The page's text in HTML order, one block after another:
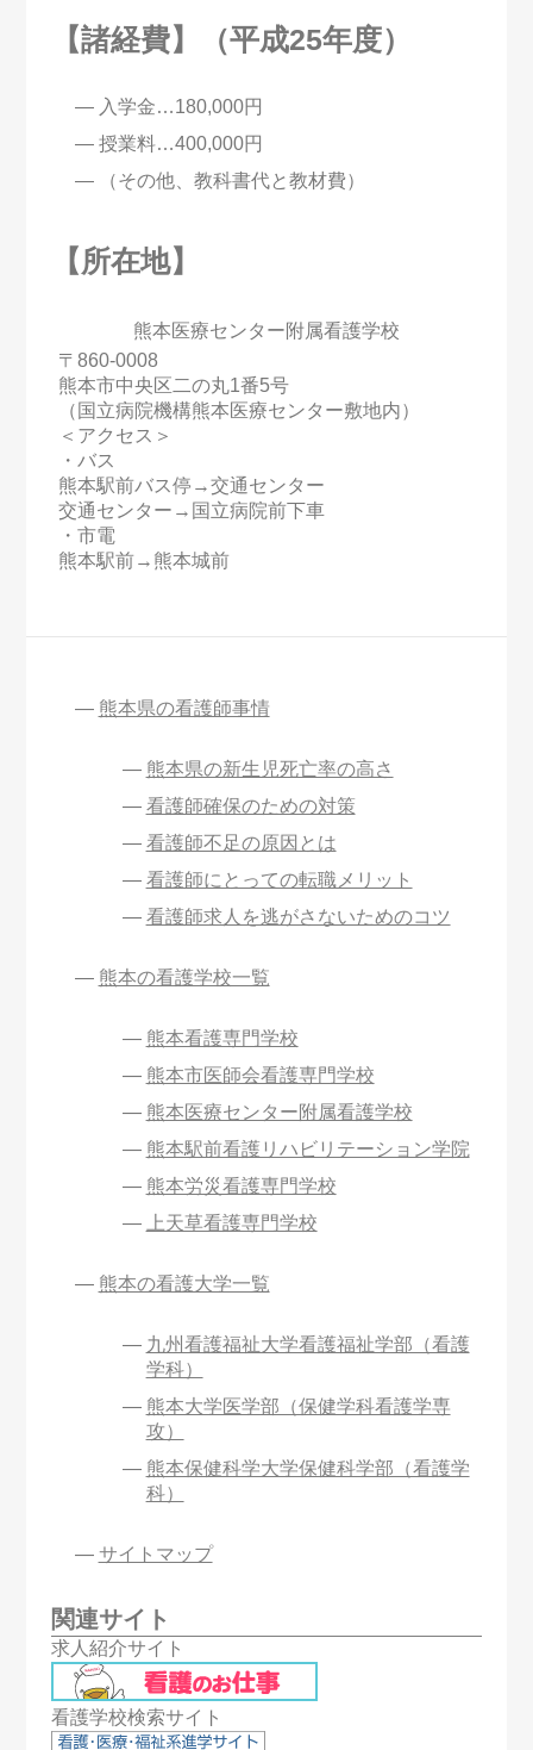
【諸経費】（平成25年度）
入学金…180,000円
授業料…400,000円
（その他、教科書代と教材費）
【所在地】
熊本医療センター附属看護学校
〒860-0008
熊本市中央区二の丸1番5号
（国立病院機構熊本医療センター敷地内）
＜アクセス＞
・バス
熊本駅前バス停→交通センター
交通センター→国立病院前下車
・市電
熊本駅前→熊本城前
熊本県の看護師事情
熊本県の新生児死亡率の高さ
看護師確保のための対策
看護師不足の原因とは
看護師にとっての転職メリット
看護師求人を逃がさないためのコツ
熊本の看護学校一覧
熊本看護専門学校
熊本市医師会看護専門学校
熊本医療センター附属看護学校
熊本駅前看護リハビリテーション学院
熊本労災看護専門学校
上天草看護専門学校
熊本の看護大学一覧
九州看護福祉大学看護福祉学部（看護
学科）
熊本大学医学部（保健学科看護学専
攻）
熊本保健科学大学保健科学部（看護学
科）
サイトマップ
関連サイト
求人紹介サイト
看護学校検索サイト